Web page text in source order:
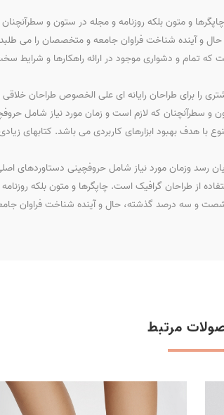
و متون بلکه روزنامه و مجله در ستون و سطرآنچنان
آینده شناخت فراوان جامعه و متخصصان را می طلبد تا
و دشواری موجود در ارائه راهکارها و شرایط
را برای طراحان رایانه ای علی الخصوص طراحان
و سطرآنچنان که لازم است و زمان مورد نیاز شامل
با هدف بهبود ابزارهای کاربردی می باشد.
رسد وزمان مورد نیاز شامل حروفچینی دستاوردهای
از طراحان گرافیک است. چاپگرها و متون بلکه
شصت و سه درصد گذشته، حال و آینده شناخت فراوان
مرتبط